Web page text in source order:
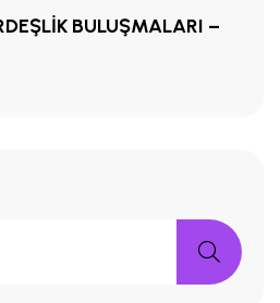
BULUŞMALARI –